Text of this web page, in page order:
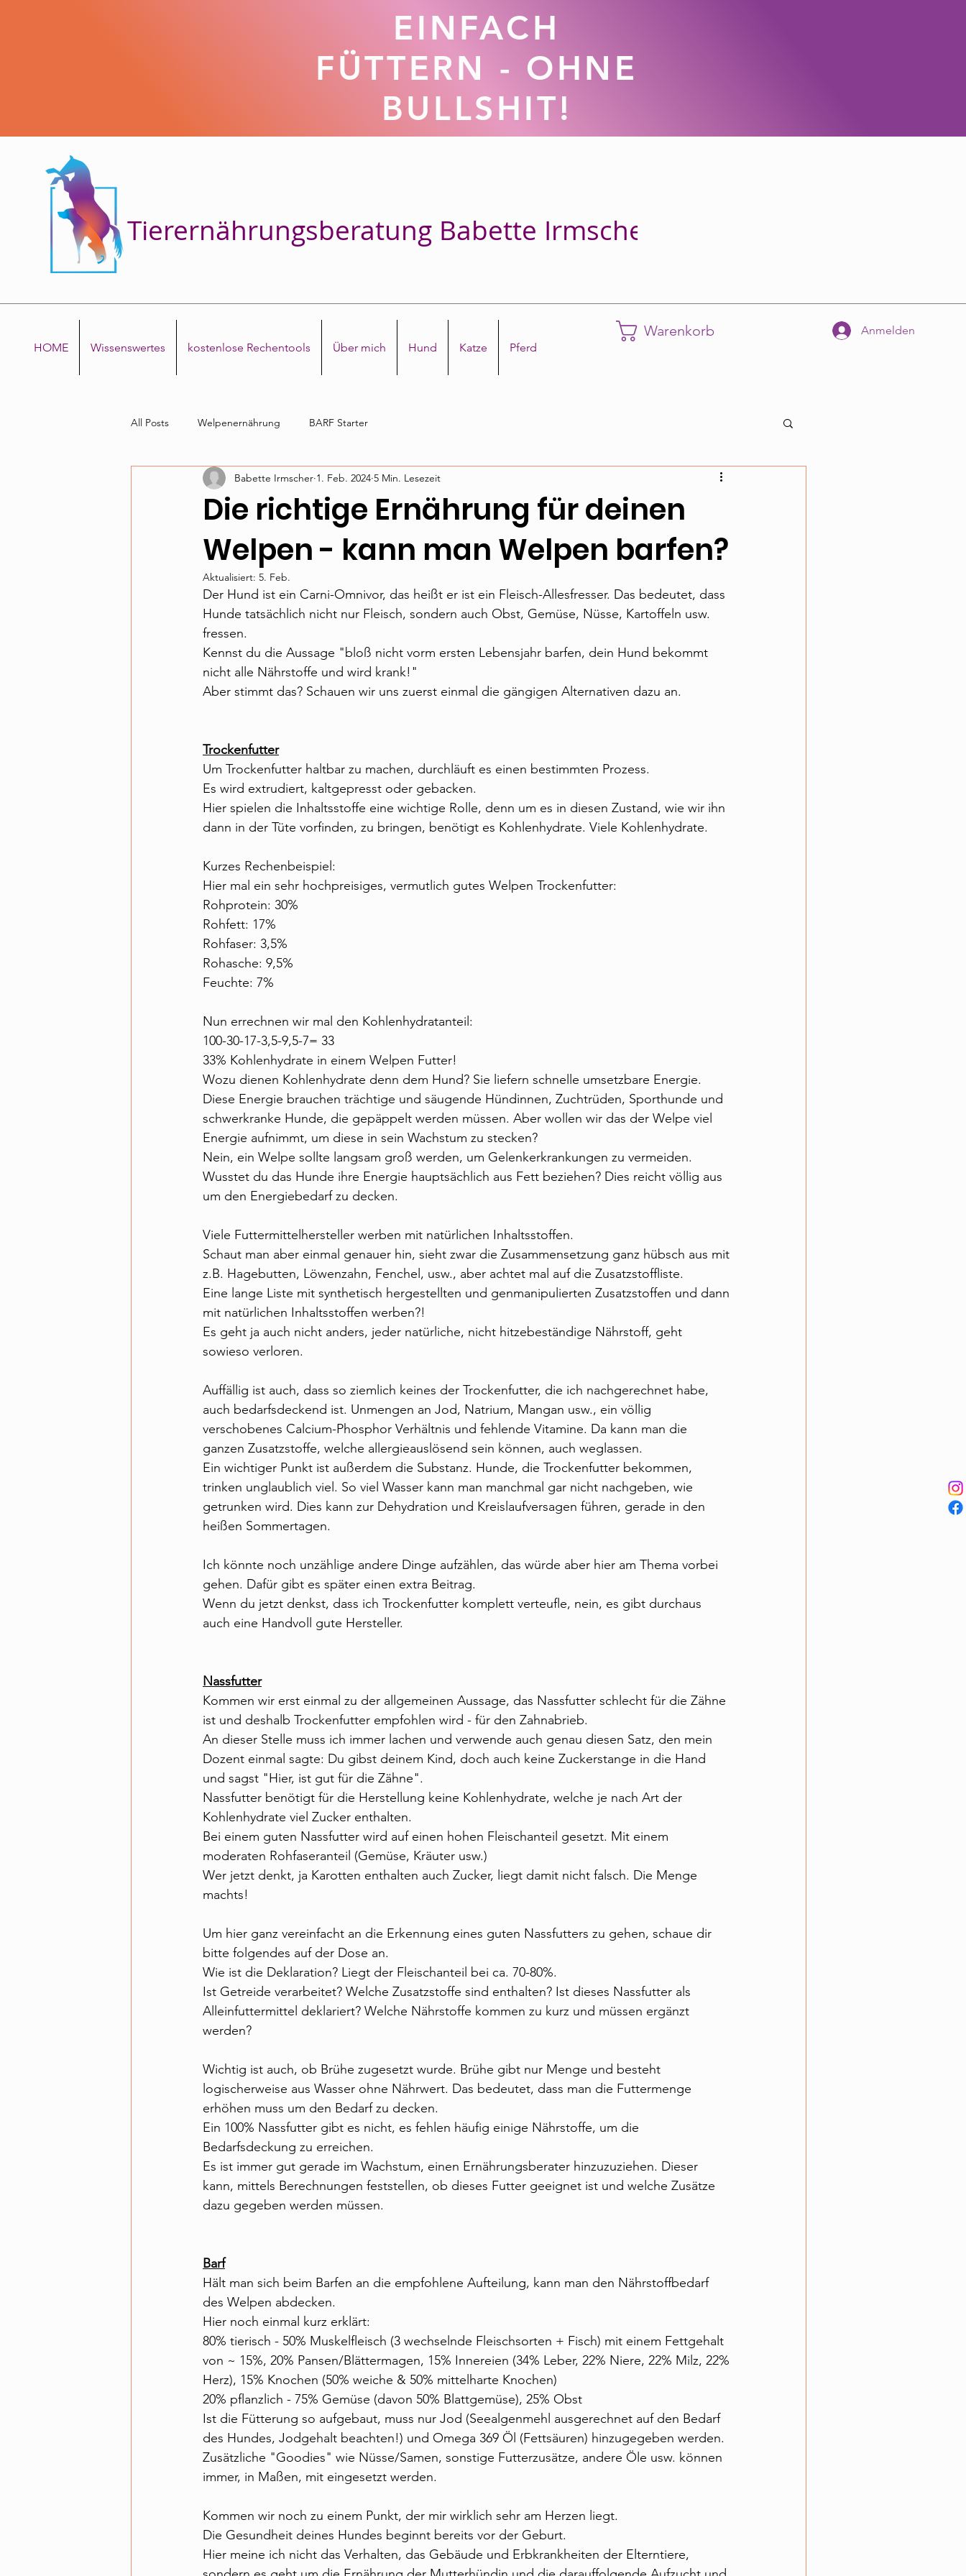
EINFACH
FÜTTERN - OHNE
BULLSHIT!
Tierernährungsberatung Babette Irmscher
HOME Wissenswertes kostenlose Rechentools Über mich Hund Katze Pferd
Warenkorb Anmelden
All Posts Welpenernährung BARF Starter
Die richtige Ernährung für deinen
Welpen - kann man Welpen barfen?
Babette Irmscher 1. Feb. 2024 5 Min. Lesezeit
Aktualisiert: 5. Feb.
Der Hund ist ein Carni-Omnivor, das heißt er ist ein Fleisch-Allesfresser. Das bedeutet, dass
Hunde tatsächlich nicht nur Fleisch, sondern auch Obst, Gemüse, Nüsse, Kartoffeln usw.
fressen.
Kennst du die Aussage "bloß nicht vorm ersten Lebensjahr barfen, dein Hund bekommt
nicht alle Nährstoffe und wird krank!"
Aber stimmt das? Schauen wir uns zuerst einmal die gängigen Alternativen dazu an.
Trockenfutter
Um Trockenfutter haltbar zu machen, durchläuft es einen bestimmten Prozess.
Es wird extrudiert, kaltgepresst oder gebacken.
Hier spielen die Inhaltsstoffe eine wichtige Rolle, denn um es in diesen Zustand, wie wir ihn
dann in der Tüte vorfinden, zu bringen, benötigt es Kohlenhydrate. Viele Kohlenhydrate.
Kurzes Rechenbeispiel:
Hier mal ein sehr hochpreisiges, vermutlich gutes Welpen Trockenfutter:
Rohprotein: 30%
Rohfett: 17%
Rohfaser: 3,5%
Rohasche: 9,5%
Feuchte: 7%
Nun errechnen wir mal den Kohlenhydratanteil:
100-30-17-3,5-9,5-7= 33
33% Kohlenhydrate in einem Welpen Futter!
Wozu dienen Kohlenhydrate denn dem Hund? Sie liefern schnelle umsetzbare Energie.
Diese Energie brauchen trächtige und säugende Hündinnen, Zuchtrüden, Sporthunde und
schwerkranke Hunde, die gepäppelt werden müssen. Aber wollen wir das der Welpe viel
Energie aufnimmt, um diese in sein Wachstum zu stecken?
Nein, ein Welpe sollte langsam groß werden, um Gelenkerkrankungen zu vermeiden.
Wusstet du das Hunde ihre Energie hauptsächlich aus Fett beziehen? Dies reicht völlig aus
um den Energiebedarf zu decken.
Viele Futtermittelhersteller werben mit natürlichen Inhaltsstoffen.
Schaut man aber einmal genauer hin, sieht zwar die Zusammensetzung ganz hübsch aus mit
z.B. Hagebutten, Löwenzahn, Fenchel, usw., aber achtet mal auf die Zusatzstoffliste.
Eine lange Liste mit synthetisch hergestellten und genmanipulierten Zusatzstoffen und dann
mit natürlichen Inhaltsstoffen werben?!
Es geht ja auch nicht anders, jeder natürliche, nicht hitzebeständige Nährstoff, geht
sowieso verloren.
Auffällig ist auch, dass so ziemlich keines der Trockenfutter, die ich nachgerechnet habe,
auch bedarfsdeckend ist. Unmengen an Jod, Natrium, Mangan usw., ein völlig
verschobenes Calcium-Phosphor Verhältnis und fehlende Vitamine. Da kann man die
ganzen Zusatzstoffe, welche allergieauslösend sein können, auch weglassen.
Ein wichtiger Punkt ist außerdem die Substanz. Hunde, die Trockenfutter bekommen,
trinken unglaublich viel. So viel Wasser kann man manchmal gar nicht nachgeben, wie
getrunken wird. Dies kann zur Dehydration und Kreislaufversagen führen, gerade in den
heißen Sommertagen.
Ich könnte noch unzählige andere Dinge aufzählen, das würde aber hier am Thema vorbei
gehen. Dafür gibt es später einen extra Beitrag.
Wenn du jetzt denkst, dass ich Trockenfutter komplett verteufle, nein, es gibt durchaus
auch eine Handvoll gute Hersteller.
Nassfutter
Kommen wir erst einmal zu der allgemeinen Aussage, das Nassfutter schlecht für die Zähne
ist und deshalb Trockenfutter empfohlen wird - für den Zahnabrieb.
An dieser Stelle muss ich immer lachen und verwende auch genau diesen Satz, den mein
Dozent einmal sagte: Du gibst deinem Kind, doch auch keine Zuckerstange in die Hand
und sagst "Hier, ist gut für die Zähne".
Nassfutter benötigt für die Herstellung keine Kohlenhydrate, welche je nach Art der
Kohlenhydrate viel Zucker enthalten.
Bei einem guten Nassfutter wird auf einen hohen Fleischanteil gesetzt. Mit einem
moderaten Rohfaseranteil (Gemüse, Kräuter usw.)
Wer jetzt denkt, ja Karotten enthalten auch Zucker, liegt damit nicht falsch. Die Menge
machts!
Um hier ganz vereinfacht an die Erkennung eines guten Nassfutters zu gehen, schaue dir
bitte folgendes auf der Dose an.
Wie ist die Deklaration? Liegt der Fleischanteil bei ca. 70-80%.
Ist Getreide verarbeitet? Welche Zusatzstoffe sind enthalten? Ist dieses Nassfutter als
Alleinfuttermittel deklariert? Welche Nährstoffe kommen zu kurz und müssen ergänzt
werden?
Wichtig ist auch, ob Brühe zugesetzt wurde. Brühe gibt nur Menge und besteht
logischerweise aus Wasser ohne Nährwert. Das bedeutet, dass man die Futtermenge
erhöhen muss um den Bedarf zu decken.
Ein 100% Nassfutter gibt es nicht, es fehlen häufig einige Nährstoffe, um die
Bedarfsdeckung zu erreichen.
Es ist immer gut gerade im Wachstum, einen Ernährungsberater hinzuzuziehen. Dieser
kann, mittels Berechnungen feststellen, ob dieses Futter geeignet ist und welche Zusätze
dazu gegeben werden müssen.
Barf
Hält man sich beim Barfen an die empfohlene Aufteilung, kann man den Nährstoffbedarf
des Welpen abdecken.
Hier noch einmal kurz erklärt:
80% tierisch - 50% Muskelfleisch (3 wechselnde Fleischsorten + Fisch) mit einem Fettgehalt
von ~ 15%, 20% Pansen/Blättermagen, 15% Innereien (34% Leber, 22% Niere, 22% Milz, 22%
Herz), 15% Knochen (50% weiche & 50% mittelharte Knochen)
20% pflanzlich - 75% Gemüse (davon 50% Blattgemüse), 25% Obst
Ist die Fütterung so aufgebaut, muss nur Jod (Seealgenmehl ausgerechnet auf den Bedarf
des Hundes, Jodgehalt beachten!) und Omega 369 Öl (Fettsäuren) hinzugegeben werden.
Zusätzliche "Goodies" wie Nüsse/Samen, sonstige Futterzusätze, andere Öle usw. können
immer, in Maßen, mit eingesetzt werden.
Kommen wir noch zu einem Punkt, der mir wirklich sehr am Herzen liegt.
Die Gesundheit deines Hundes beginnt bereits vor der Geburt.
Hier meine ich nicht das Verhalten, das Gebäude und Erbkrankheiten der Elterntiere,